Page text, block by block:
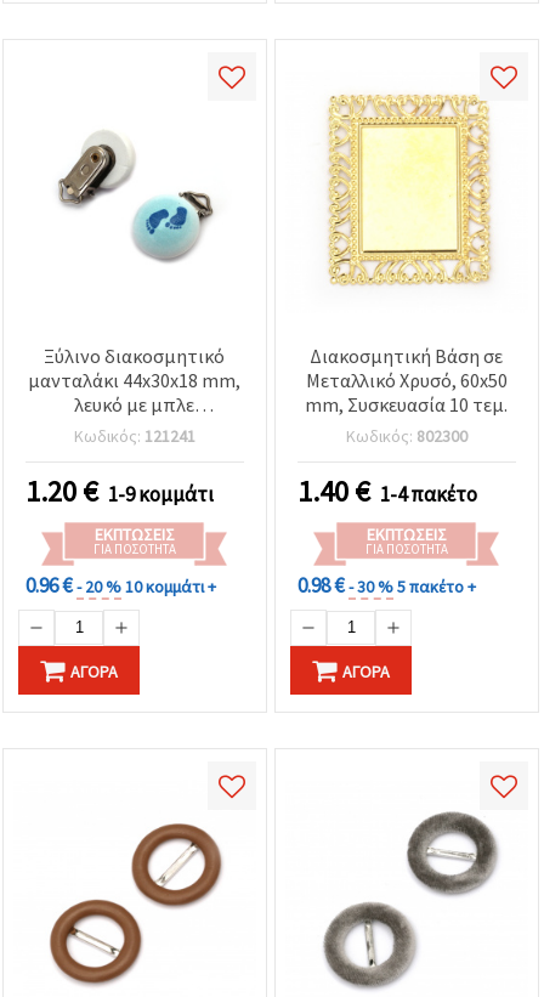
Ξύλινο διακοσμητικό
μανταλάκι 44x30x18 mm,
λευκό με μπλε
πατουσάκια
Κωδικός: 121241
1.20€ 1-9 κομμάτι
ΕΚΠΤΏΣΕΙΣ
ΓΙΑ ΠΟΣΌΤΗΤΑ
0.96 €- 20 %10 κομμάτι +
ΑΓΟΡΆ
Διακοσμητική Βάση σε
Μεταλλικό Χρυσό, 60x50
mm, Συσκευασία 10 τεμ.
Κωδικός: 802300
1.40€ 1-4 πακέτο
ΕΚΠΤΏΣΕΙΣ
ΓΙΑ ΠΟΣΌΤΗΤΑ
0.98 €- 30 %5 πακέτο +
ΑΓΟΡΆ